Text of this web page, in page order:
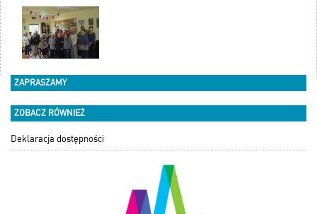
ZAPRASZAMY
ZOBACZ RÓWNIEŻ
Deklaracja dostępności